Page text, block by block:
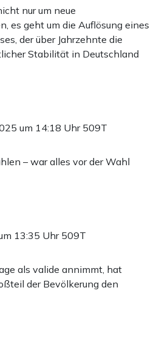
nur um neue
es geht um die Auflösung eines
der über Jahrzehnte die
Stabilität in Deutschland
um 14:18 Uhr 509T
– war alles vor der Wahl
13:35 Uhr 509T
als valide annimmt, hat
der Bevölkerung den